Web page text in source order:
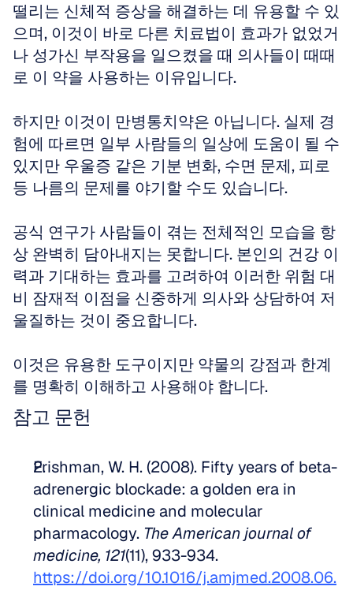
떨리는 신체적 증상을 해결하는 데 유용할 수 있
으며, 이것이 바로 다른 치료법이 효과가 없었거
나 성가신 부작용을 일으켰을 때 의사들이 때때
로 이 약을 사용하는 이유입니다.
하지만 이것이 만병통치약은 아닙니다. 실제 경
험에 따르면 일부 사람들의 일상에 도움이 될 수
있지만 우울증 같은 기분 변화, 수면 문제, 피로
등 나름의 문제를 야기할 수도 있습니다.
공식 연구가 사람들이 겪는 전체적인 모습을 항
상 완벽히 담아내지는 못합니다. 본인의 건강 이
력과 기대하는 효과를 고려하여 이러한 위험 대
비 잠재적 이점을 신중하게 의사와 상담하여 저
울질하는 것이 중요합니다.
이것은 유용한 도구이지만 약물의 강점과 한계
를 명확히 이해하고 사용해야 합니다.
참고 문헌
Frishman, W. H. (2008). Fifty years of beta-
adrenergic blockade: a golden era in
clinical medicine and molecular
pharmacology. The American journal of
medicine, 121
https://doi.org/10.1016/j.amjmed.2008.06.